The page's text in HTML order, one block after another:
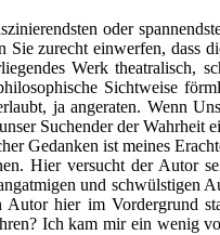
oder
zurecht einwerfen, dass
Werk
Sichtweise
ja angeraten. Wenn
Suchender der
Gedanken ist meines
Hier versucht der Autor
und
hier im Vordergrund
Ich kam mir ein wenig